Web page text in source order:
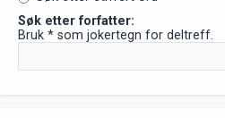
Søk etter forfatter:
Bruk * som jokertegn for deltreff.